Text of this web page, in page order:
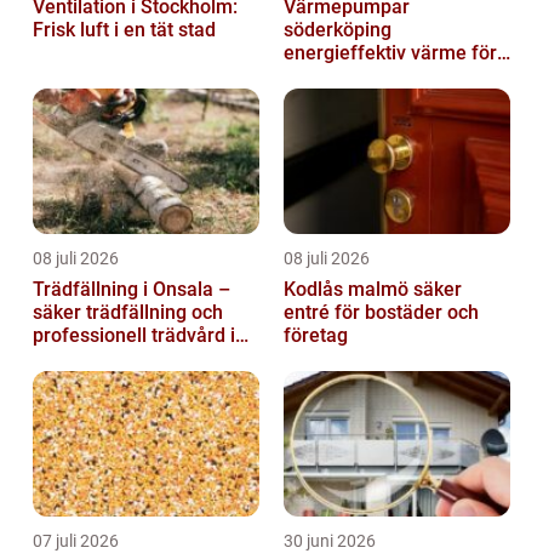
Ventilation i Stockholm:
Frisk luft i en tät stad
Värmepumpar
söderköping
energieffektiv värme för
08 juli 2026
Trädfällning i Onsala –
säker trädfällning och
professionell trädvård i
08 juli 2026
Kodlås malmö säker
entré för bostäder och
företag
07 juli 2026 30 juni 2026